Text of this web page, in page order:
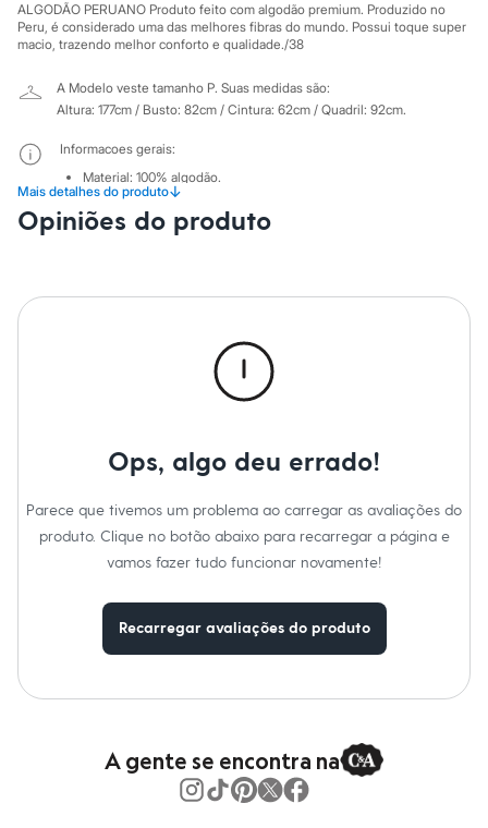
Tops
Moda íntima
Calcinhas
Meias
Pijamas
Moda praia
Biquínis
Maiôs
Saídas de praia
Personagens
Casacos e Jaquetas
Roupas
Bermudas
Camisas
Casacos e Jaquetas
Bolsas e Mochilas
Chapéus e Bonés
ALGODÃO PERUANO Produto feito com algodão premium. Produzido no
Peru, é considerado uma das melhores fibras do mundo. Possui toque super
macio, trazendo melhor conforto e qualidade./38
A Modelo veste tamanho P. Suas medidas são:
Altura: 177cm / Busto: 82cm / Cintura: 62cm / Quadril: 92cm.
Mais detalhes do produto↓
Informacoes gerais:
Material: 100% algodão.
Cor: Marrom
Manga
Manga Curta
Marcas: Basics
Não secar em secadora.
Não limpar a úmido.
Opiniões do produto
Ops, algo deu errado!
Parece que tivemos um problema ao carregar as avaliações do
produto. Clique no botão abaixo para recarregar a página e
vamos fazer tudo funcionar novamente!
Recarregar avaliações do produto
A gente se encontra na